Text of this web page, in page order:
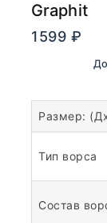
Graphit
1599 ₽
В наличии.
Размер:
Тип ворса
Состав